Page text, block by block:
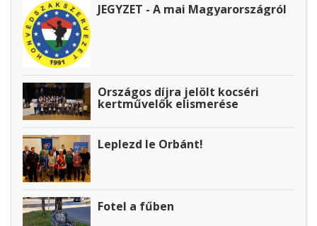
JEGYZET - A mai Magyarországról
Országos díjra jelölt kocséri
kertművelők elismerése
Leplezd le Orbánt!
Fotel a fűben